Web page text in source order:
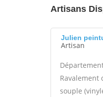
Artisans
Julien
Artisan
Ravalement
souple